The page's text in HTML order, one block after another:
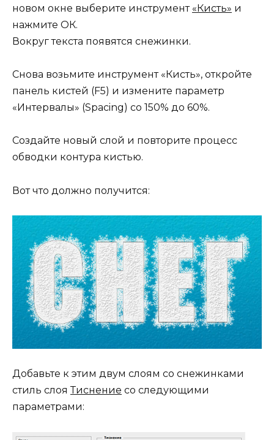
новом окне выберите инструмент «Кисть» и
нажмите ОК.
Вокруг текста появятся снежинки.
Снова возьмите инструмент «Кисть», откройте
панель кистей (F5) и измените параметр
«Интервалы» (Spacing) со 150% до 60%.
Создайте новый слой и повторите процесс
обводки контура кистью.
Вот что должно получится:
Добавьте к этим двум слоям со снежинками
стиль слояТиснение со следующими
параметрами: